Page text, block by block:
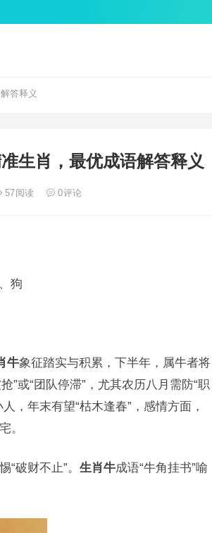
答释义
生肖，最优成语解答释义
57阅读 0评论
狗
牛象征踏实与积累，下半年，属牛者将
”或“团队停滞”，尤其农历八月需防“职
，年末有望“枯木逢春”，感情方面，
。
破财不止”。 生肖牛成语“牛角挂书”喻